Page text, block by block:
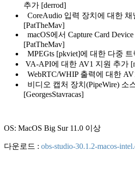
추가 [derrod]
CoreAudio 입력 장치에 대한
[PatTheMav]
macOS에서 Capture Card
[PatTheMav]
MPEGts [pkviet]에 대한 다중
VA-API에 대한 AV1 지원 추가
WebRTC/WHIP 출력에 대한
비디오 캡처 장치(PipeWire) 소
[GeorgesStavracas]
OS: MacOS Big Sur 11.0 이상
다운로드 : obs-studio-30.1.2-macos-